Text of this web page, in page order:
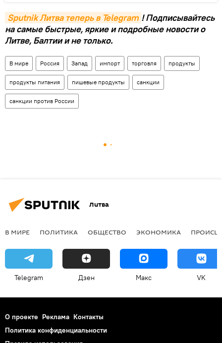
Sputnik Литва теперь в Telegram ! Подписывайтесь
на самые быстрые, яркие и подробные новости о
Литве, Балтии и не только.
В мире Россия Запад импорт торговля продукты
продукты питания пишевые продукты санкции
санкции против России
Литва
В МИРЕ ПОЛИТИКА ОБЩЕСТВО ЭКОНОМИКА
Telegram Дзен Макс VK
О проекте Реклама Контакты
Политика конфиденциальности